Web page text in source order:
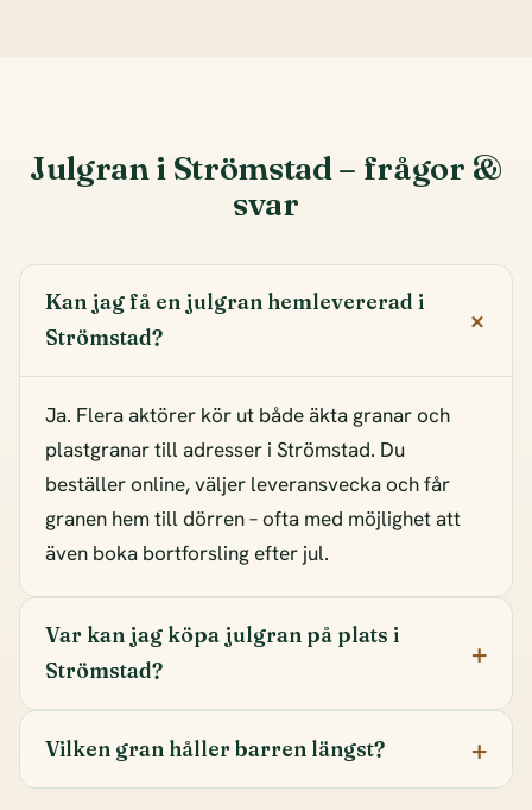
Julgran i Strömstad – frågor &
svar
Kan jag få en julgran hemlevererad i
Strömstad?
Ja. Flera aktörer kör ut både äkta granar och
plastgranar till adresser i Strömstad. Du
beställer online, väljer leveransvecka och får
granen hem till dörren – ofta med möjlighet att
även boka bortforsling efter jul.
Var kan jag köpa julgran på plats i
Strömstad?
Vilken gran håller barren längst?